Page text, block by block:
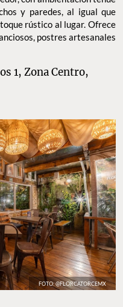
y paredes, al igual que
rústico al lugar. Ofrece
postres artesanales
1, Zona Centro,
FOTO: @FLORCATORCEMX